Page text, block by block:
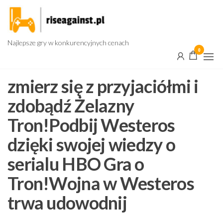
Przejdź
treści
Najlepsze gry w konkurencyjnych cenach
0
zmierz się z przyjaciółmi i
zdobądź Żelazny
Tron!Podbij Westeros
dzięki swojej wiedzy o
serialu HBO Gra o
Tron!Wojna w Westeros
trwa udowodnij